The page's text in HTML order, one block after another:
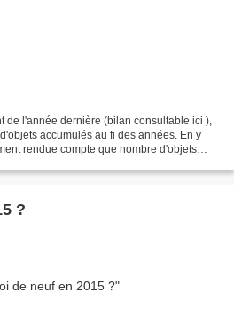
de l'année dernière (bilan consultable ici ),
accumulés au fi des années. En y
rendue compte que nombre d'objets
?